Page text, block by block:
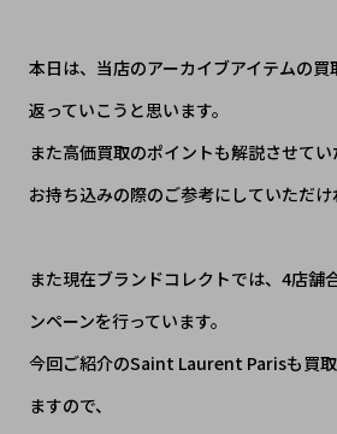
本日は、当店のアーカイブアイテムの買
返っていこうと思います。
また高価買取のポイントも解説させてい
お持ち込みの際のご参考にしていただけ
また現在ブランドコレクトでは、4店舗
ンペーンを行っています。
今回ご紹介のSaint Laurent Parisも買
ますので、